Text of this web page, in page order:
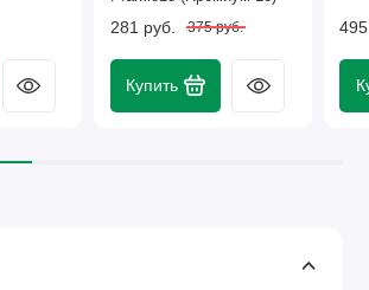
281 руб. 375 руб.
Купить